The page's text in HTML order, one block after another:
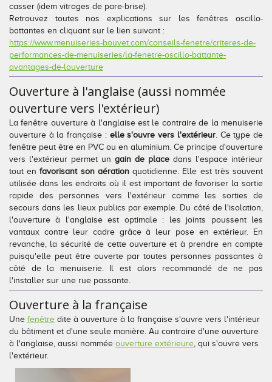
casser (idem vitrages de pare-brise).
Retrouvez toutes nos explications sur les fenêtres oscillo-
battantes en cliquant sur le lien suivant :
https://www.menuiseries-bouvet.com/conseils-fenetre/criteres-de-
performances-de-menuiseries/la-fenetre-oscillo-battante-
avantages-de-louverture
Ouverture à l'anglaise (aussi nommée
ouverture vers l'extérieur)
La fenêtre ouverture à l'anglaise est le contraire de la menuiserie
ouverture à la française : elle s'ouvre vers l'extérieur. Ce type de
fenêtre peut être en PVC ou en aluminium. Ce principe d'ouverture
vers l'extérieur permet un gain de place dans l'espace intérieur
tout enfavorisant son aérationquotidienne. Elle est très souvent
utilisée dans les endroits où il est important de favoriser la sortie
rapide des personnes vers l'extérieur comme les sorties de
secours dans les lieux publics par exemple. Du côté de l'isolation,
l'ouverture à l'anglaise est optimale : les joints poussent les
vantaux contre leur cadre grâce à leur pose en extérieur. En
revanche, la sécurité de cette ouverture et à prendre en compte
puisqu'elle peut être ouverte par toutes personnes passantes à
côté de la menuiserie. Il est alors recommandé de ne pas
l'installer sur une rue passante.
Ouverture à la française
Une fenêtre dite à ouverture à la française s'ouvre vers l'intérieur
du bâtiment et d'une seule manière. Au contraire d'une ouverture
à l'anglaise, aussi nommée ouverture extérieure, qui s'ouvre vers
l'extérieur.